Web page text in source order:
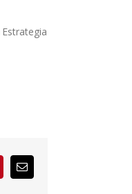
PinterestCorreo
electrónico